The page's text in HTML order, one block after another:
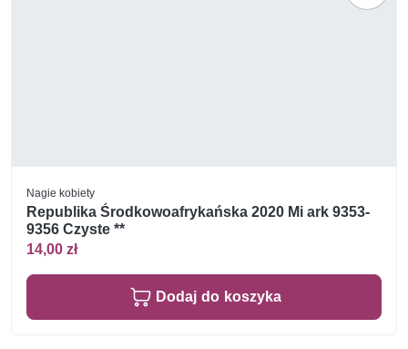
Nagie kobiety
Republika Środkowoafrykańska 2020 Mi ark 9353-
9356 Czyste **
14,00 zł
Dodaj do koszyka